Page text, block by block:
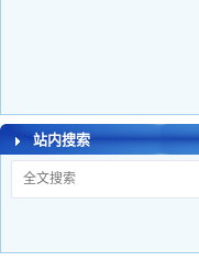
站内搜索